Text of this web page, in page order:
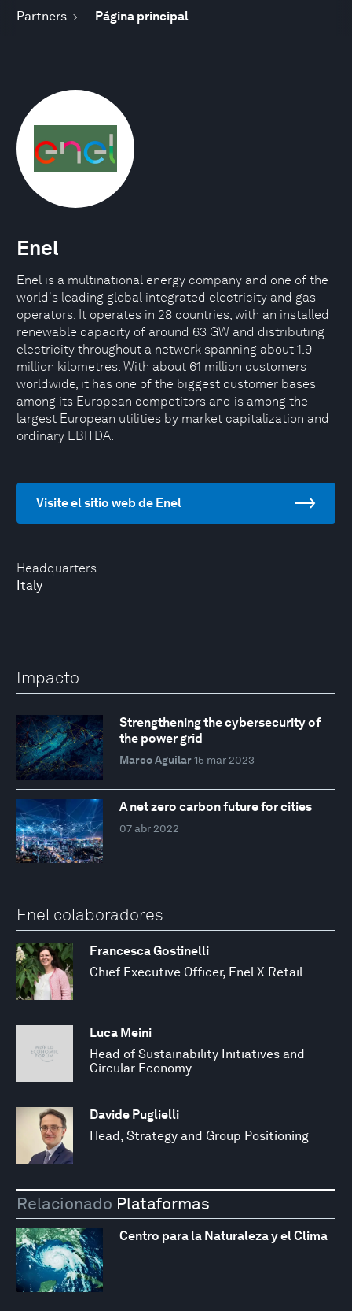
Partners Página principal
Headquarters
Italy
Enel
Enel is a multinational energy company and one of the
world's leading global integrated electricity and gas
operators. It operates in 28 countries, with an installed
renewable capacity of around 63 GW and distributing
electricity throughout a network spanning about 1.9
million kilometres. With about 61 million customers
worldwide, it has one of the biggest customer bases
among its European competitors and is among the
largest European utilities by market capitalization and
ordinary EBITDA.
Visite el sitio web de Enel
Impacto
Strengthening the cybersecurity of
the power grid
Marco Aguilar 15 mar 2023
A net zero carbon future for cities
07 abr 2022
Enel colaboradores
Francesca Gostinelli
Chief Executive Officer, Enel X Retail
Luca Meini
Head of Sustainability Initiatives and
Circular Economy
Davide Puglielli
Head, Strategy and Group Positioning
Relacionado Plataformas
Centro para la Naturaleza y el Clima